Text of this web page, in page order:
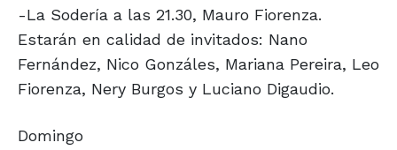
-La Sodería a las 21.30, Mauro Fiorenza.
Estarán en calidad de invitados: Nano
Fernández, Nico Gonzáles, Mariana Pereira, Leo
Fiorenza, Nery Burgos y Luciano Digaudio.
Domingo